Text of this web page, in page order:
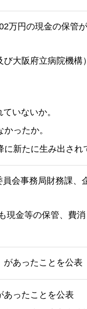
万円の現金の保管
大阪府立病院機構
いないか。
ったか。
新たに生み出され
会事務局財務課、
現金等の保管、費
があったことを公表
あったことを公表